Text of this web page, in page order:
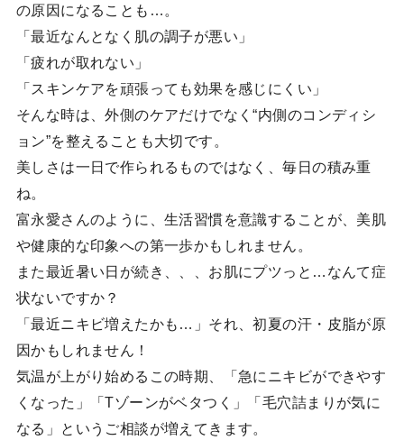
の原因になることも…。
「最近なんとなく肌の調子が悪い」
「疲れが取れない」
「スキンケアを頑張っても効果を感じにくい」
そんな時は、外側のケアだけでなく“内側のコンディシ
ョン”を整えることも大切です。
美しさは一日で作られるものではなく、毎日の積み重
ね。
富永愛さんのように、生活習慣を意識することが、美肌
や健康的な印象への第一歩かもしれません。
また最近暑い日が続き、、、お肌にプツっと…なんて症
状ないですか？
「最近ニキビ増えたかも…」それ、初夏の汗・皮脂が原
因かもしれません！
気温が上がり始めるこの時期、「急にニキビができやす
くなった」「Tゾーンがベタつく」「毛穴詰まりが気に
なる」というご相談が増えてきます。